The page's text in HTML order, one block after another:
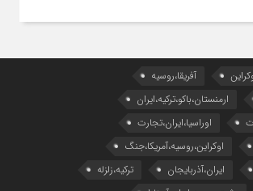
آفریقا،روسیه
ارمنستان،باکو،ترکیه،ایران
اوراسیا،ایران،تجارت
اوکراین،روسیه،آمریکا،جنگ
ایران،آذربایجان
ترکیه،زلزله